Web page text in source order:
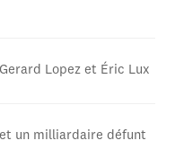
Lopez et Éric Lux
un milliardaire défunt